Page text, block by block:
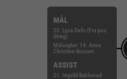
MÅL
20. Lysa Defo (Fra pos.
Streg)
Målvogter: 14. Anne
Christine Bossen
ASSIST
21. Ingvild Bakkerud